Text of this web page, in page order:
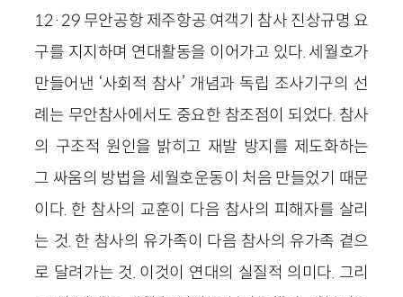
12·29 무안공항 제주항공 여객기 참사 진상규명 요
구를 지지하며 연대활동을 이어가고 있다. 세월호가
만들어낸 ‘사회적 참사’ 개념과 독립 조사기구의 선
례는 무안참사에서도 중요한 참조점이 되었다. 참사
의 구조적 원인을 밝히고 재발 방지를 제도화하는
그 싸움의 방법을 세월호운동이 처음 만들었기 때문
이다. 한 참사의 교훈이 다음 참사의 피해자를 살리
는 것. 한 참사의 유가족이 다음 참사의 유가족 곁으
로 달려가는 것. 이것이 연대의 실질적 의미다. 그리